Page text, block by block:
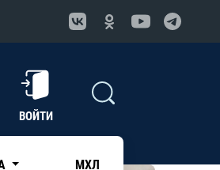
ВОЙТИ
МХЛ